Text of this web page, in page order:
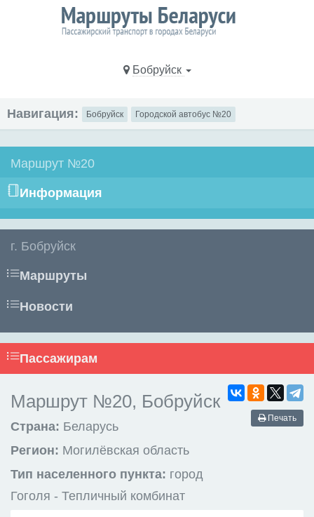
Бобруйск
Навигация: Бобруйск Городской автобус №20
Маршрут №20
Информация
г. Бобруйск
Маршруты
Новости
Пассажирам
Печать
Маршрут №20, Бобруйск
Страна: Беларусь
Регион: Могилёвская область
Тип населенного пункта: город
Гоголя - Тепличный комбинат